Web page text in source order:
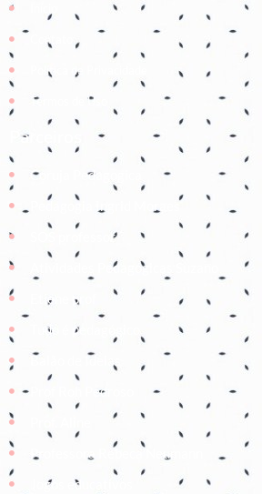
Contato
Política de Privacidade
Termos de Uso
Parceiros
Coruja Pedagogica
Pedagogia Ingrid Moraes
SOS professor
Atividades Pedagógicas Suzano
Etiene prof
Tudo é pedagógico
Balão de Ideias
Prof Roh Pedroso
Professora Rebeca Neumann
Jogos educativos